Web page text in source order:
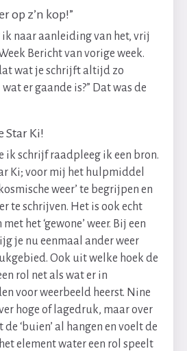
op z’n kop!”
naar aanleiding van het, vrij
Bericht van vorige week.
wat je schrijft altijd zo
er gaande is?” Dat was de
Star Ki!
ik schrijf raadpleeg ik een bron.
Ki; voor mij het hulpmiddel
weer’ te begrijpen en
te schrijven. Het is ook echt
het ‘gewone’ weer. Bij een
je nu eenmaal ander weer
Ook uit welke hoek de
rol net als wat er in
voor weerbeeld heerst. Nine
hoge of lagedruk, maar over
‘buien’ al hangen en voelt de
element water een rol speelt